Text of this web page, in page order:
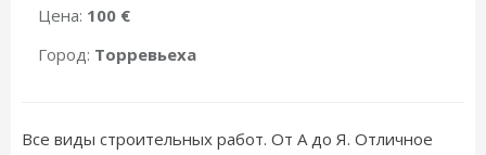
Цена: 100 €
Город: Торревьеха
Все виды строительных работ. От А до Я. Отличное